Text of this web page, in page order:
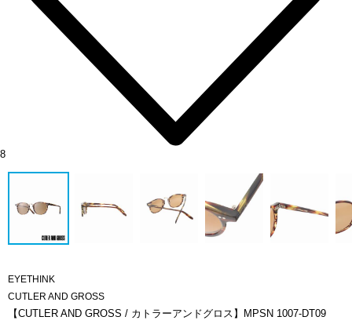
8
EYETHINK
CUTLER AND GROSS
【CUTLER AND GROSS / カトラーアンドグロス】MPSN 1007-DT09